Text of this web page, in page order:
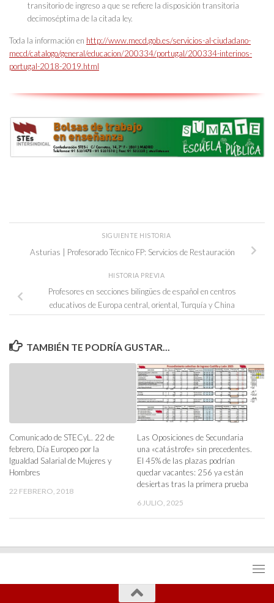
transitorio de ingreso a que se refiere la disposición transitoria
decimoséptima de la citada ley.
Toda la información en http://www.mecd.gob.es/servicios-al-ciudadano-
mecd/catalogo/general/educacion/200334/portugal/200334-interinos-
portugal-2018-2019.html
SIGUIENTE HISTORIA
Asturias | Profesorado Técnico FP: Servicios de Restauración
HISTORIA PREVIA
Profesores en secciones bilingües de español en centros
educativos de Europa central, oriental, Turquía y China
TAMBIÉN TE PODRÍA GUSTAR...
Comunicado de STECyL. 22 de
febrero, Día Europeo por la
Igualdad Salarial de Mujeres y
Hombres
22 FEBRERO, 2018
Las Oposiciones de Secundaria
una «catástrofe» sin precedentes.
El 45% de las plazas podrían
quedar vacantes: 256 ya están
desiertas tras la primera prueba
6 JULIO, 2025